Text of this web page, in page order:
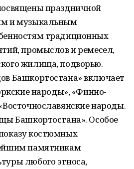
праздничной
и музыкальным
традиционных
промыслов и ремесел,
жилища, подворью.
Башкортостана» включает
народы», «Финно-
народы.
Башкортостана». Особое
костюмных
памятникам
любого этноса,